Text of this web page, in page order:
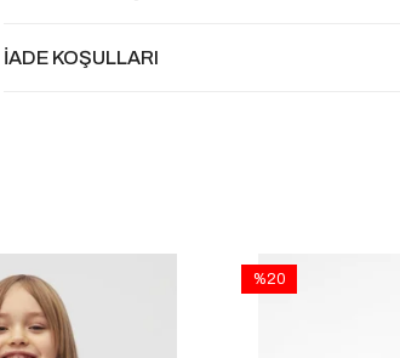
İADE KOŞULLARI
%20